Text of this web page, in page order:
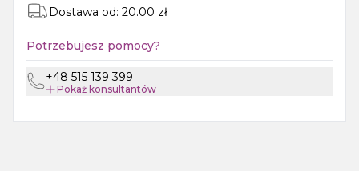
Dostawa od: 20.00 zł
Potrzebujesz pomocy?
+48 515 139 399
Pokaż konsultantów